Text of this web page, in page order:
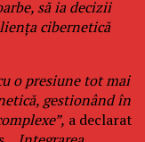
să ia decizii
cibernetică
o presiune tot mai
gestionând în
a declarat